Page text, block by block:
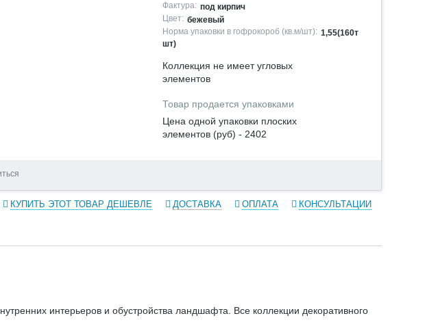
Фактура: под кирпич
Цвет: бежевый
Норма упаковки в гофрокороб (кв.м/шт): 1,55(160т
шт)
Коллекция не имеет угловых
элементов
Товар продается упаковками
Цена одной упаковки плоских
элементов (руб) - 2402
КУПИТЬ ЭТОТ ТОВАР ДЕШЕВЛЕ ДОСТАВКА ОПЛАТА КОНСУЛЬТАЦИИ
интерьеров и обустройства ландшафта. Все коллекции декоративного